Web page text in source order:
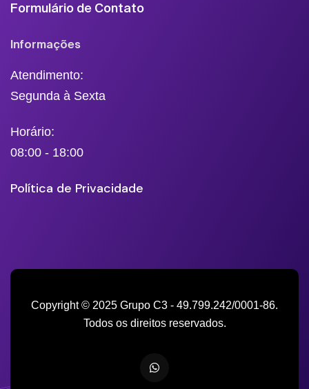
Formulário de Contato
Informações
Atendimento:
Segunda à Sexta
Horário:
08:00 - 18:00
Política de Privacidade
Copyright © 2025 Grupo C3 - 49.799.242/0001-86.
Todos os direitos reservados.